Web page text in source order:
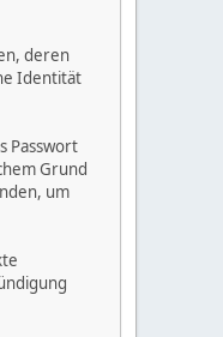
deren
Identität
Passwort
Grund
um